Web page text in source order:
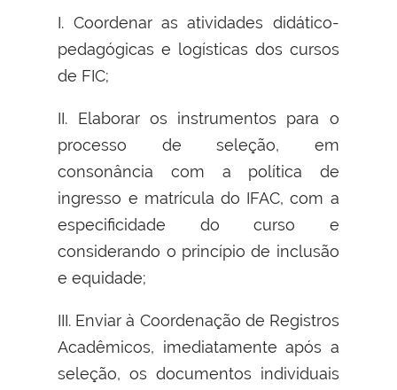
I. Coordenar as atividades didático-
pedagógicas e logísticas dos cursos
de FIC;
II. Elaborar os instrumentos para o
processo de seleção, em
consonância com a política de
ingresso e matrícula do IFAC, com a
especificidade do curso e
considerando o princípio de inclusão
e equidade;
III. Enviar à Coordenação de Registros
Acadêmicos, imediatamente após a
seleção, os documentos individuais